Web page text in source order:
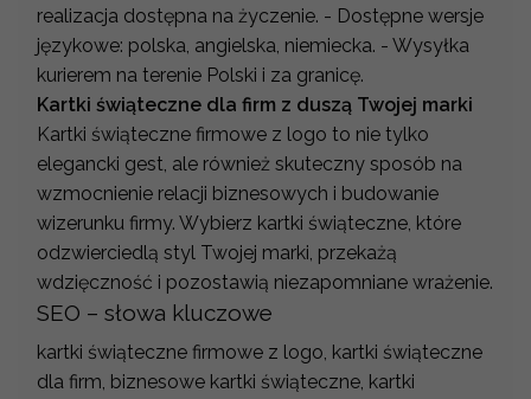
realizacja dostępna na życzenie. - Dostępne wersje
językowe: polska, angielska, niemiecka. - Wysyłka
kurierem na terenie Polski i za granicę.
Kartki świąteczne dla firm z duszą Twojej marki
Kartki świąteczne firmowe z logo to nie tylko
elegancki gest, ale również skuteczny sposób na
wzmocnienie relacji biznesowych i budowanie
wizerunku firmy. Wybierz kartki świąteczne, które
odzwierciedlą styl Twojej marki, przekażą
wdzięczność i pozostawią niezapomniane wrażenie.
SEO – słowa kluczowe
kartki świąteczne firmowe z logo, kartki świąteczne
dla firm, biznesowe kartki świąteczne, kartki